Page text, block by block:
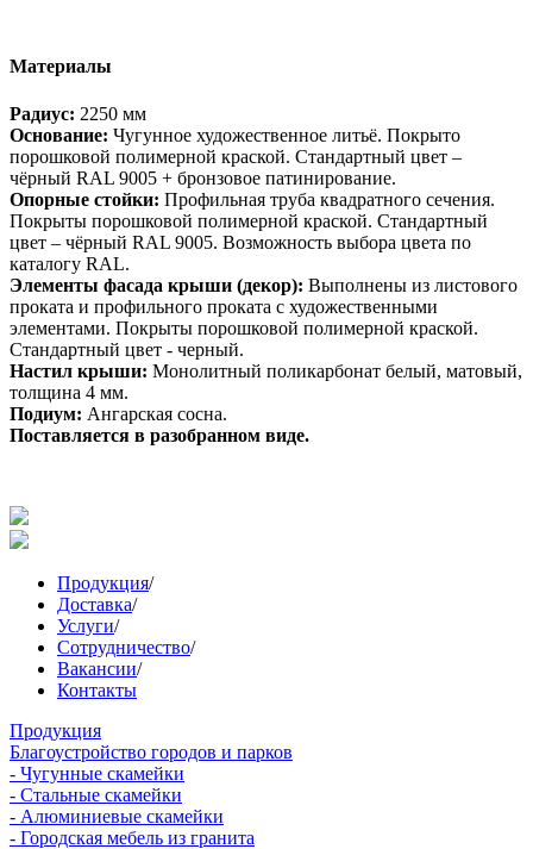
Материалы
Радиус: 2250 мм
Основание: Чугунное художественное литьё. Покрыто
порошковой полимерной краской. Стандартный цвет –
чёрный RAL 9005 + бронзовое патинирование.
Опорные стойки: Профильная труба квадратного сечения.
Покрыты порошковой полимерной краской. Стандартный
цвет – чёрный RAL 9005. Возможность выбора цвета по
каталогу RAL.
Элементы фасада крыши (декор): Выполнены из листового
проката и профильного проката с художественными
элементами. Покрыты порошковой полимерной краской.
Стандартный цвет - черный.
Настил крыши: Монолитный поликарбонат белый, матовый,
толщина 4 мм.
Подиум: Ангарская сосна.
Поставляется в разобранном виде.
Продукция/
Доставка/
Услуги/
Сотрудничество/
Вакансии/
Контакты
Продукция
Благоустройство городов и парков
- Чугунные скамейки
- Стальные скамейки
- Алюминиевые скамейки
- Городская мебель из гранита